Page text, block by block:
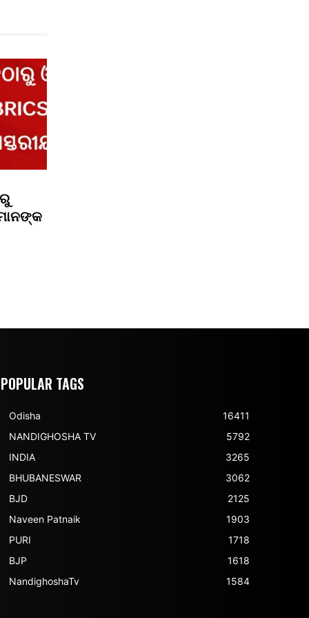
POPULAR TAGS
Odisha
16411
NANDIGHOSHA TV
5792
INDIA
3265
BHUBANESWAR
3062
BJD
2125
Naveen Patnaik
1903
PURI
1718
BJP
1618
NandighoshaTv
1584